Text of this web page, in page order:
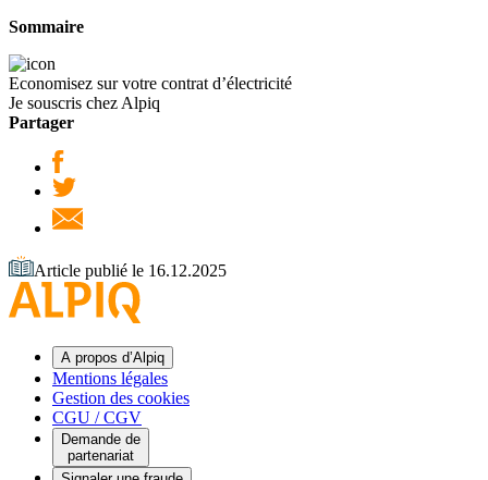
Sommaire
Economisez sur votre contrat d’électricité
Je souscris chez Alpiq
Partager
Article publié le 16.12.2025
A propos d’Alpiq
Mentions légales
Gestion des cookies
CGU / CGV
Demande de
partenariat